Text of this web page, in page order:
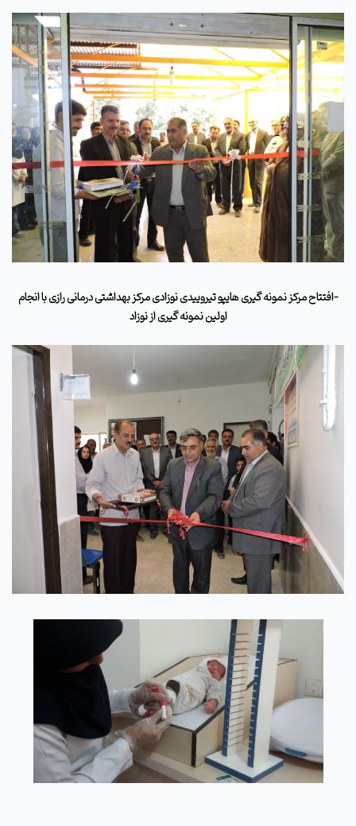
-افتتاح مرکز نمونه گیری هایپو تیروییدی نوزادی مرکز بهداشتی درمانی رازی با انجام
اولین نمونه گیری از نوزاد